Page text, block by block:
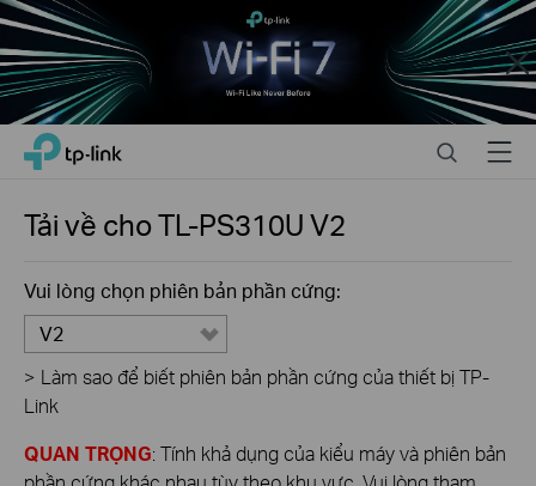
Close
Click
the
navigation
TP-Link, Reliably Smart SearchMenu
Tải về choTL-PS310UV2
Vui lòng chọn phiên bản phần cứng:
V2
> Làm sao để biết phiên bản phần cứng của thiết bị TP-
Link
QUAN TRỌNG: Tính khả dụng của kiểu máy và phiên bản